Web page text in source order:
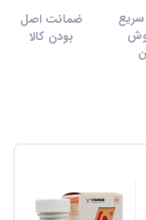
سریع
ضمانت اصل
بودن کالا